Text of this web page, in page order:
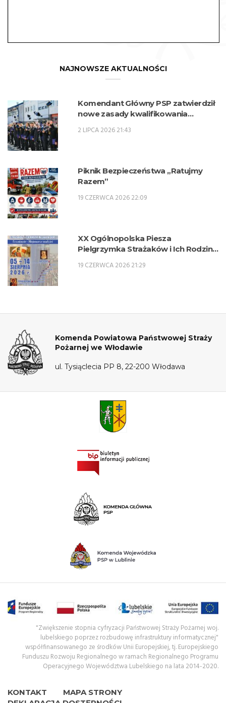
NAJNOWSZE AKTUALNOŚCI
Komendant Główny PSP zatwierdził
nowe zasady kwalifikowania
zawodowe w zawodzie technik
2 LIPCA 2026 21:43
Piknik Bezpieczeństwa „Ratujmy
Razem”
19 CZERWCA 2026 22:09
XX Ogólnopolska Piesza
Pielgrzymka Strażaków i Ich Rodzin
19 CZERWCA 2026 21:29
Komenda Powiatowa Państwowej Straży
Pożarnej we Włodawie
ul. Tysiąclecia PP 8, 22-200 Włodawa
KONTAKT
MAPA STRONY
"Zwiększenie stopnia cyfryzacji Państwowej Straży Pożarnej woj.
lubelskiego poprzez rozbudowę infrastruktury informatycznej"
współfinansowanego ze środków Unii Europejskiej, tj. Europejskiego
Funduszu Rozwoju Regionalnego w ramach Regionalnego Programu
Operacyjnego Województwa Lubelskiego na lata 2014-2020.